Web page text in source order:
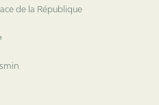
de la République